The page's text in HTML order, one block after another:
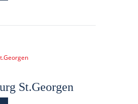
St.Georgen